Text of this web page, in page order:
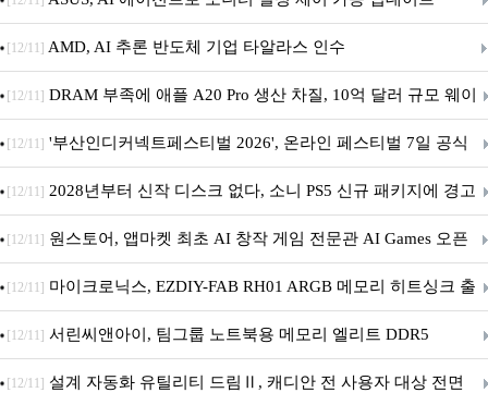
[12/11] AMD, AI 추론 반도체 기업 타알라스 인수
[12/11] DRAM 부족에 애플 A20 Pro 생산 차질, 10억 달러 규모 웨이
퍼 대기
[12/11] '부산인디커넥트페스티벌 2026', 온라인 페스티벌 7일 공식
개막... 22일간 진행
[12/11] 2028년부터 신작 디스크 없다, 소니 PS5 신규 패키지에 경고
문 추가
[12/11] 원스토어, 앱마켓 최초 AI 창작 게임 전문관 AI Games 오픈
[12/11] 마이크로닉스, EZDIY-FAB RH01 ARGB 메모리 히트싱크 출
시
[12/11] 서린씨앤아이, 팀그룹 노트북용 메모리 엘리트 DDR5
5600MHz 16GB 출시
[12/11] 설계 자동화 유틸리티 드림Ⅱ, 캐디안 전 사용자 대상 전면